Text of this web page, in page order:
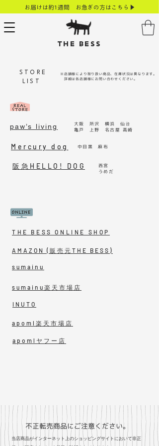
お届けは約1週間 お急ぎの方はこちら▶
THE BESS
STORE
LIST
※店舗様により取り扱い商品、在庫状況は異なります。
​ 詳細は各店舗様にお問い合わせください。
paw’s living
大阪 所沢 横浜 仙台
亀戸 上野 名古屋 高崎
Mercury dog 中目黒 麻布
阪急HELLO! DOG
西宮
うめだ
THE BESS ONLINE SHOP
AMAZON (販売元THE BESS)
sumainu
sumainu楽天市場店
INUTO
apoml楽天市場店
apomlヤフー店
不正転売商品にご注意ください。
当店商品がインターネット上のショッピングサイトにおいて非正